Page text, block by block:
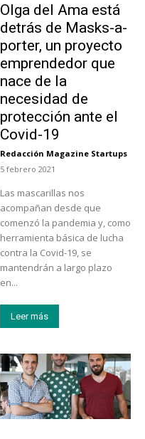
Olga del Ama está
detrás de Masks-a-
porter, un proyecto
emprendedor que
nace de la
necesidad de
protección ante el
Covid-19
Redacción Magazine Startups
-
5 febrero 2021
Las mascarillas nos
acompañan desde que
comenzó la pandemia y, como
herramienta básica de lucha
contra la Covid-19, se
mantendrán a largo plazo
en...
Leer más